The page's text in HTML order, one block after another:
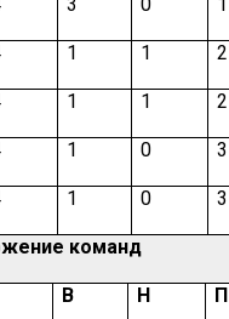
1 1 2
1 1 2
1 0 3
1 0 3
команд
В Н П